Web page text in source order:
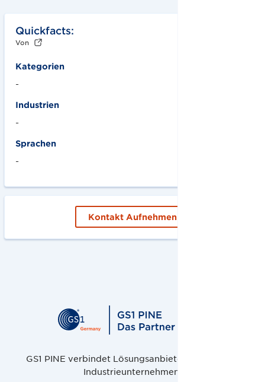
Quickfacts:
Von
Kategorien
-
Industrien
-
Sprachen
-
Kontakt Aufnehmen
GS1 PINE verbindet Lösungsanbieter, Handel und
Industrieunternehmen.